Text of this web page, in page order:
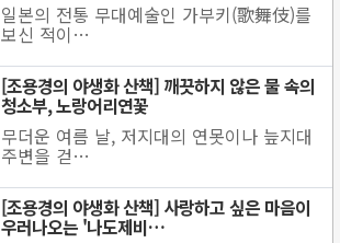
일본의 전통 무대예술인 가부키(歌舞伎)를
보신 적이…
[조용경의 야생화 산책] 깨끗하지 않은 물 속의
청소부, 노랑어리연꽃
무더운 여름 날, 저지대의 연못이나 늪지대
주변을 걷…
[조용경의 야생화 산책] 사랑하고 싶은 마음이
우러나오는 '나도제비…